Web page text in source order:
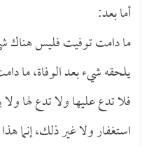
أما بعد:
ما دامت توفيت فليس هناك
يلحقه شيء بعد الوفاة، ما
فلا تدع عليها ولا تدع لها
استغفار ولا غير ذلك، إنما